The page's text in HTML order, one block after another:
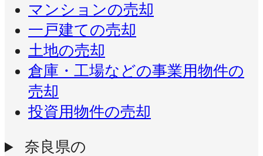
マンションの売却
一戸建ての売却
土地の売却
倉庫・工場などの事業用物件の
売却
投資用物件の売却
奈良県の